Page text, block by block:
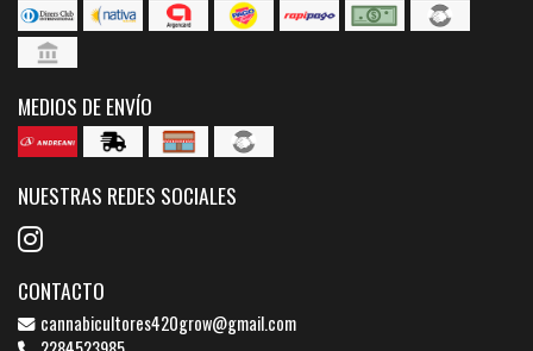
MEDIOS DE ENVÍO
NUESTRAS REDES SOCIALES
CONTACTO
cannabicultores420grow@gmail.com